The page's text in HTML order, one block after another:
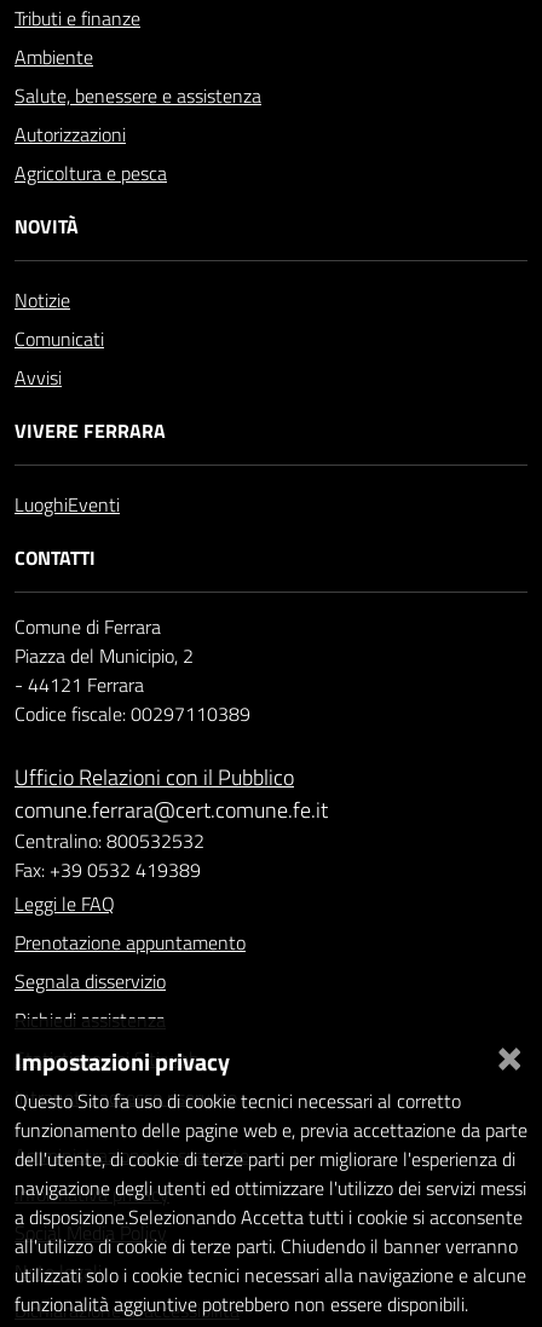
Tributi e finanze
Ambiente
Salute, benessere e assistenza
Autorizzazioni
Agricoltura e pesca
NOVITÀ
Notizie
Comunicati
Avvisi
VIVERE FERRARA
LuoghiEventi
CONTATTI
Comune di Ferrara
Piazza del Municipio, 2
- 44121 Ferrara
Codice fiscale: 00297110389
Ufficio Relazioni con il Pubblico
comune.ferrara@cert.comune.fe.it
Centralino: 800532532
Fax: +39 0532 419389
Leggi le FAQ
Prenotazione appuntamento
Segnala disservizio
Richiedi assistenza
Statistiche dei Siti web
Intranet - accesso riservato
Amministrazione trasparente
Informativa privacy
Social Media Policy
Note legali
Dichiarazione di accessibilità
×
Impostazioni privacy
Questo Sito fa uso di cookie tecnici necessari al corretto
funzionamento delle pagine web e, previa accettazione da parte
dell'utente, di cookie di terze parti per migliorare l'esperienza di
navigazione degli utenti ed ottimizzare l'utilizzo dei servizi messi
a disposizione.Selezionando Accetta tutti i cookie si acconsente
all'utilizzo di cookie di terze parti. Chiudendo il banner verranno
utilizzati solo i cookie tecnici necessari alla navigazione e alcune
funzionalità aggiuntive potrebbero non essere disponibili.